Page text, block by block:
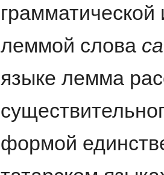
леммой слова
языке лемма
формой